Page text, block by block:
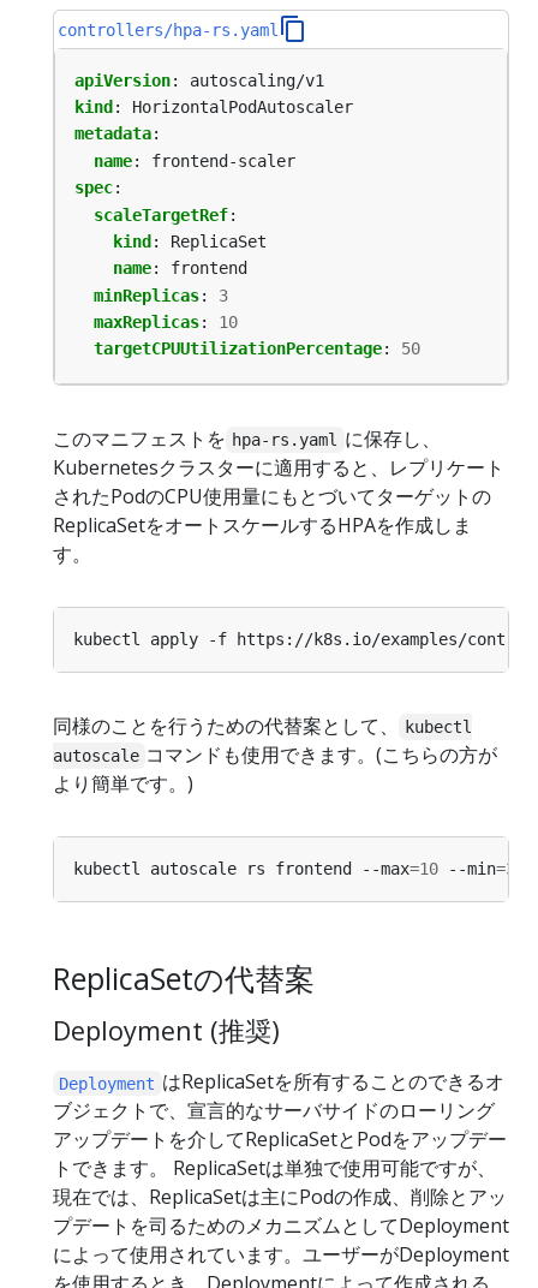
controllers/hpa-rs.yaml
apiVersion:
autoscaling/v1
kind :
HorizontalPodAutoscaler
metadata:
name:
frontend-scaler
spec:
scaleTargetRef:
kind :
ReplicaSet
name:
frontend
minReplicas:
3
maxReplicas:
10
targetCPUUtilizationPercentage: 50
このマニフェストを hpa-rs.yaml
に保存し、
Kubernetesクラスターに適用すると、レプリケート
されたPodのCPU使用量にもとづいてターゲットの
ReplicaSetをオートスケールするHPAを作成しま
す。
同様のことを行うための代替案として、
kubectl
autoscale コマンドも使用できます。(こちらの方が
より簡単です。)
kubectl autoscale rs frontend --max=10 --min=3
ReplicaSetの代替案
Deployment (推奨)
Deployment はReplicaSetを所有することのできるオ
ブジェクトで、宣言的なサーバサイドのローリング
アップデートを介してReplicaSetとPodをアップデー
トできます。 ReplicaSetは単独で使用可能ですが、
現在では、ReplicaSetは主にPodの作成、削除とアッ
プデートを司るためのメカニズムとしてDeployment
によって使用されています。ユーザーがDeployment